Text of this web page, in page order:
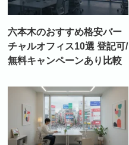
六本木のおすすめ格安バー
チャルオフィス10選 登記可/
無料キャンペーンあり比較